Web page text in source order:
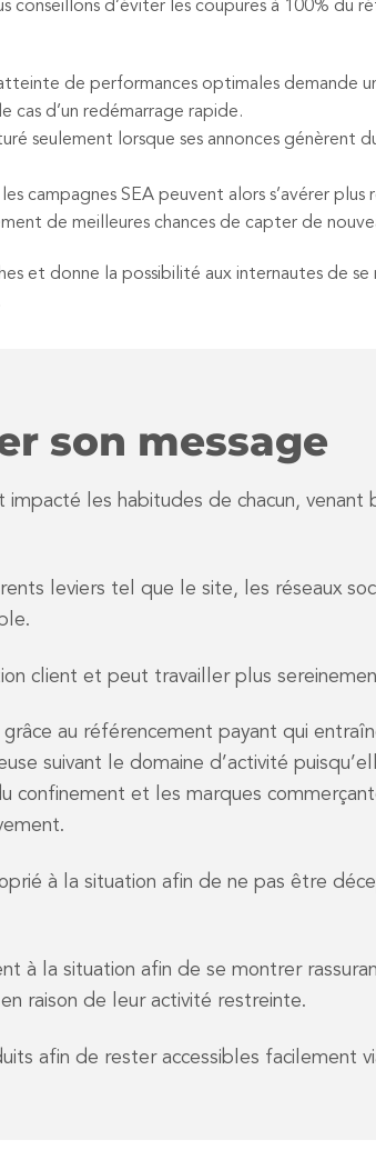
d’éviter les coupures à 100% du
de performances optimales demande
cas d’un redémarrage rapide.
seulement lorsque ses annonces génèrent
campagnes SEA peuvent alors s’avérer plus
de meilleures chances de capter de
et donne la possibilité aux internautes de se
son message
les habitudes de chacun, venant
leviers tel que le site, les réseaux
client et peut travailler plus
au référencement payant qui
suivant le domaine d’activité
confinement et les marques
à la situation afin de ne pas être
à la situation afin de se montrer
raison de leur activité restreinte.
afin de rester accessibles facilement